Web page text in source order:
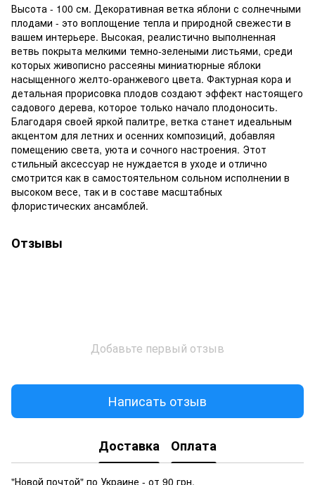
Высота - 100 см. Декоративная ветка яблони с солнечными
плодами - это воплощение тепла и природной свежести в
вашем интерьере. Высокая, реалистично выполненная
ветвь покрыта мелкими темно-зелеными листьями, среди
которых живописно рассеяны миниатюрные яблоки
насыщенного желто-оранжевого цвета. Фактурная кора и
детальная прорисовка плодов создают эффект настоящего
садового дерева, которое только начало плодоносить.
Благодаря своей яркой палитре, ветка станет идеальным
акцентом для летних и осенних композиций, добавляя
помещению света, уюта и сочного настроения. Этот
стильный аксессуар не нуждается в уходе и отлично
смотрится как в самостоятельном сольном исполнении в
высоком весе, так и в составе масштабных
флористических ансамблей.
Отзывы
Добавьте первый отзыв
Написать отзыв
Доставка Оплата
"Новой почтой" по Украине - от 90 грн.